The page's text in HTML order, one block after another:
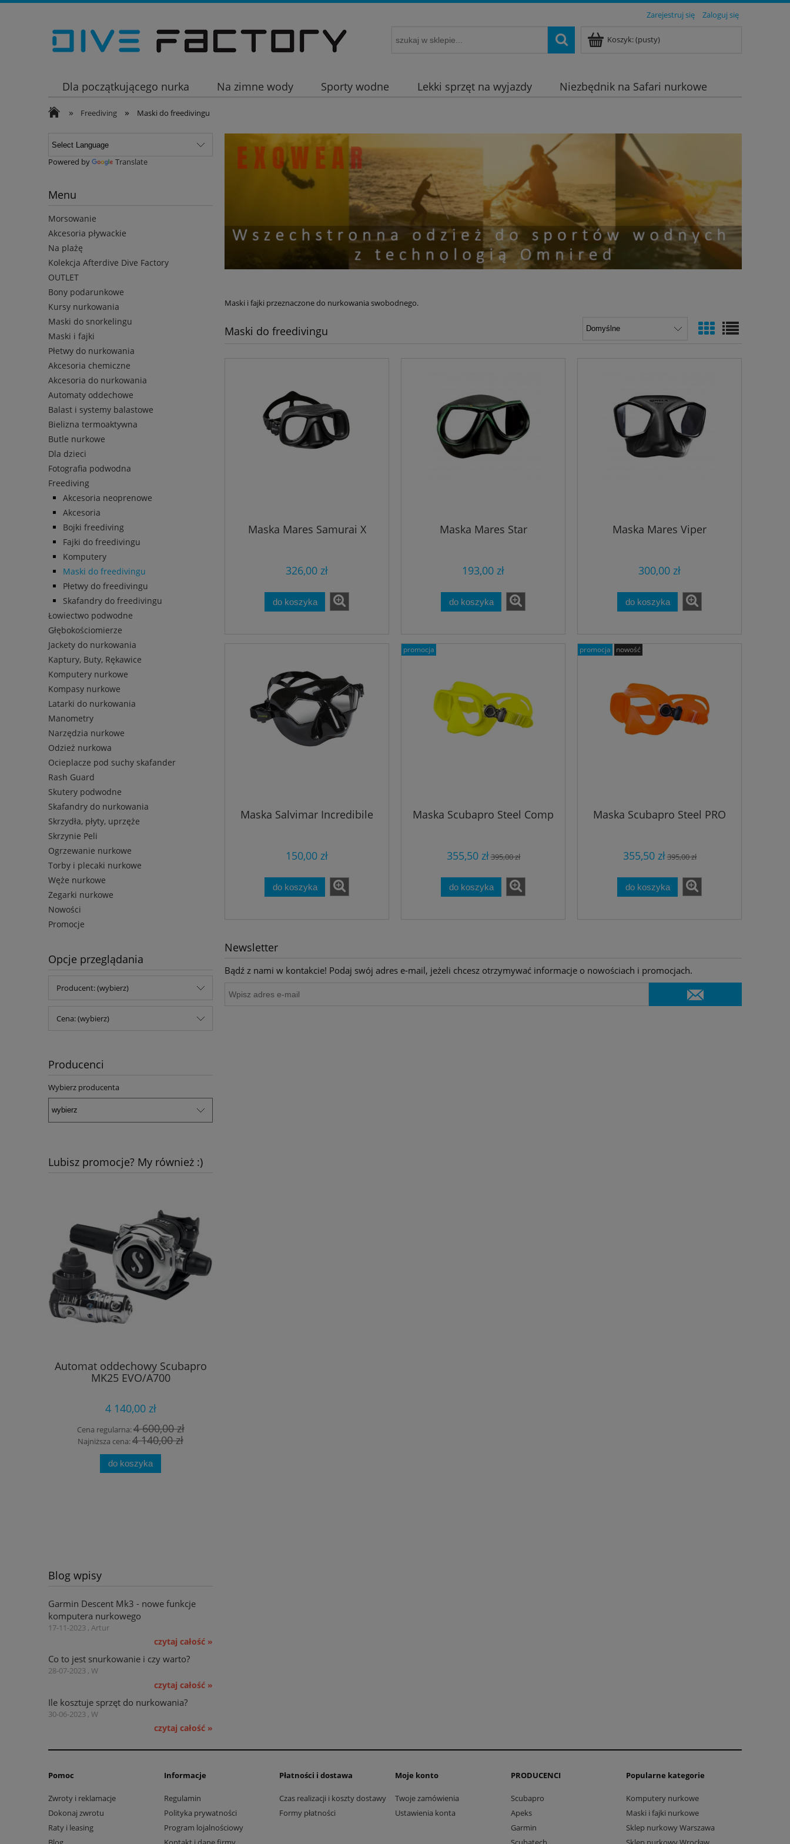
Zarejestruj się Zaloguj się
Koszyk:(pusty)
Dla początkującego nurka Na zimne wody Sporty wodne Lekki sprzęt na wyjazdy
Niezbędnik na Safari nurkowe
Wakacje
» Freediving » Maski do freedivingu
Powered by Translate
Menu
Morsowanie
Akcesoria pływackie
Na plażę
Kolekcja Afterdive Dive Factory
OUTLET
Bony podarunkowe
Kursy nurkowania
Maski do snorkelingu
Maski i fajki
Płetwy do nurkowania
Akcesoria chemiczne
Akcesoria do nurkowania
Automaty oddechowe
Balast i systemy balastowe
Bielizna termoaktywna
Butle nurkowe
Dla dzieci
Fotografia podwodna
Freediving
Akcesoria neoprenowe
Akcesoria
Bojki freediving
Fajki do freedivingu
Komputery
Maski do freedivingu
Płetwy do freedivingu
Skafandry do freedivingu
Łowiectwo podwodne
Głębokościomierze
Jackety do nurkowania
Kaptury, Buty, Rękawice
Komputery nurkowe
Kompasy nurkowe
Latarki do nurkowania
Manometry
Narzędzia nurkowe
Odzież nurkowa
Ocieplacze pod suchy skafander
Rash Guard
Skutery podwodne
Skafandry do nurkowania
Skrzydła, płyty, uprzęże
Skrzynie Peli
Ogrzewanie nurkowe
Torby i plecaki nurkowe
Węże nurkowe
Zegarki nurkowe
Nowości
Promocje
Opcje przeglądania
Producent: (wybierz)
Cena: (wybierz)
Producenci
Wybierz producenta
Lubisz promocje? My również :)
Automat oddechowy Scubapro
MK25 EVO/A700
4 140,00 zł
Cena regularna:4 600,00 zł
Najniższa cena:4 140,00 zł
do koszyka
Blog wpisy
Garmin Descent Mk3 - nowe funkcje
komputera nurkowego
17-11-2023 , Artur
czytaj całość »
Co to jest snurkowanie i czy warto?
28-07-2023 , W
czytaj całość »
Ile kosztuje sprzęt do nurkowania?
30-06-2023 , W
czytaj całość »
Maski i fajki przeznaczone do nurkowania swobodnego.
Maski do freedivingu
Maska Mares Samurai X
326,00 zł
do koszyka
Maska Mares Star
193,00 zł
do koszyka
Maska Mares Viper
300,00 zł
do koszyka
Maska Salvimar Incredibile
150,00 zł
do koszyka
Maska Scubapro Steel Comp
355,50 zł395,00 zł
do koszyka
promocja
Maska Scubapro Steel PRO
355,50 zł395,00 zł
do koszyka
promocja nowość
Newsletter
Bądź z nami w kontakcie! Podaj swój adres e-mail, jeżeli chcesz otrzymywać informacje o nowościach i promocjach.
Pomoc
Zwroty i reklamacje
Dokonaj zwrotu
Raty i leasing
Informacje
Regulamin
Polityka prywatności
Program lojalnościowy
Płatności i dostawa
Czas realizacji i koszty dostawy
Formy płatności
Moje konto
Twoje zamówienia
Ustawienia konta
PRODUCENCI
Scubapro
Apeks
Garmin
Popularne kategorie
Komputery nurkowe
Maski i fajki nurkowe
Sklep nurkowy Warszawa